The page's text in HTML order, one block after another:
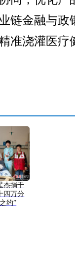
链金融与政
准浇灌医疗
杰捐干
四万分
约”